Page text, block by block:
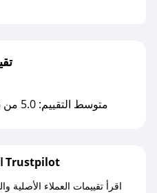
مع صحصح، تسوق بذكاء
متوسط التقييم: 5.0 من 5 نجوم بواسطة 0 مستخدمين
اقرأ تقييمات واراء العملاء على Trustpilot
اقرأ تقييمات العملاء الأصلية